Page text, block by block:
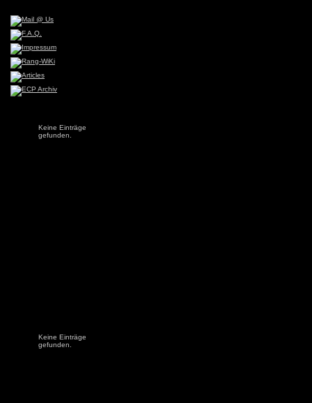
Keine Einträge
gefunden.
Keine Einträge
gefunden.